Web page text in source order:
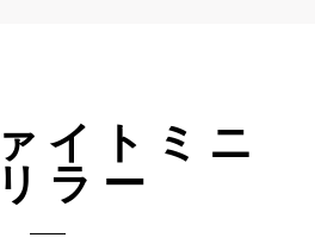
イトミニ
ラー